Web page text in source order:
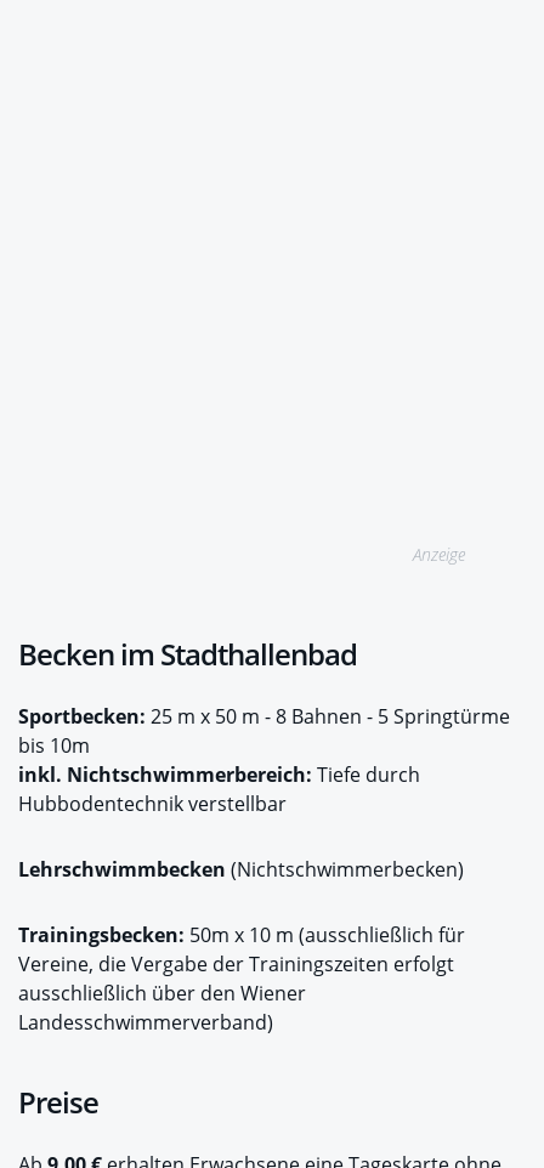
Anzeige
Becken im Stadthallenbad
Sportbecken: 25 m x 50 m - 8 Bahnen - 5 Springtürme
bis 10m
inkl. Nichtschwimmerbereich: Tiefe durch
Hubbodentechnik verstellbar
Lehrschwimmbecken (Nichtschwimmerbecken)
Trainingsbecken: 50m x 10 m (ausschließlich für
Vereine, die Vergabe der Trainingszeiten erfolgt
ausschließlich über den Wiener
Landesschwimmerverband)
Preise